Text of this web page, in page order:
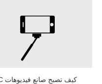
كيف تصبح صانع فيديوهات UGC للماركات والمتاجر السعودية